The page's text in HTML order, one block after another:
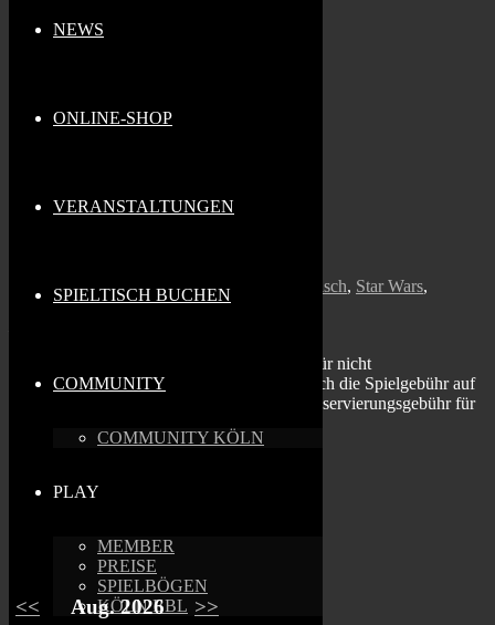
NEWS
ONLINE-SHOP
VERANSTALTUNGEN
SPIELTISCH BUCHEN
COMMUNITY
COMMUNITY KÖLN
PLAY
MEMBER
PREISE
SPIELBÖGEN
KÖLN BBL
Zum Kalender hinzufügen
Top Tables
Armada,Cologne,Koeln,Malifaux Stammtisch, Star Wars,
Tabletop,Top Tables,X-Wing
Stammtischtag für die genannten Systeme. Für nicht
Mitglieder/Player’s Card Inhaber reduziert sich die Spielgebühr auf
2,00€ für entsprechende Spiele & die Tischreservierungsgebühr für
<< Aug. 2026 >>